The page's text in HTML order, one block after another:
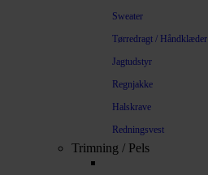
Sweater
Tørredragt / Håndklæder
Jagtudstyr
Regnjakke
Halskrave
Redningsvest
Trimning / Pels